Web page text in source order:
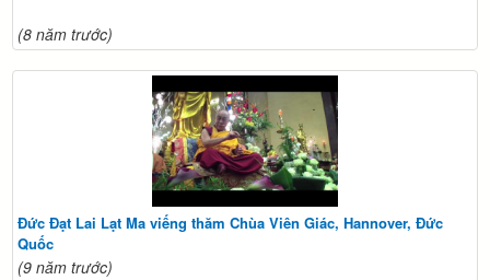
(8 năm trước)
Đức Đạt Lai Lạt Ma viếng thăm Chùa Viên Giác, Hannover, Đức
Quốc
(9 năm trước)